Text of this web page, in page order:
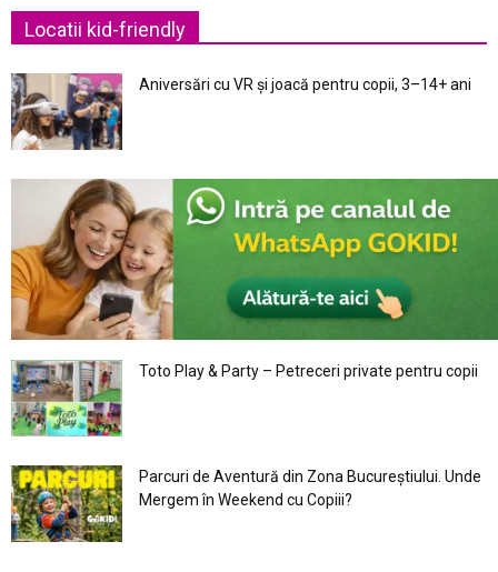
Locatii kid-friendly
Aniversări cu VR și joacă pentru copii, 3–14+ ani
Toto Play & Party – Petreceri private pentru copii
Parcuri de Aventură din Zona Bucureştiului. Unde
Mergem în Weekend cu Copiii?